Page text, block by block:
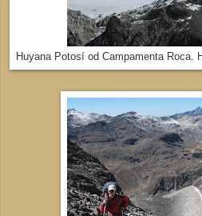
Huyana Potosí od Campamenta Roca.